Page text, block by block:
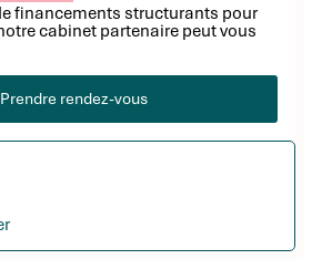
financements structurants pour
cabinet partenaire peut vous
Prendre rendez-vous